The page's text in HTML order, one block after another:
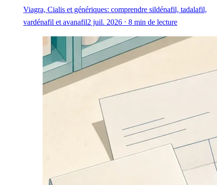
Viagra, Cialis et génériques: comprendre sildénafil, tadalafil,
vardénafil et avanafil2 juil. 2026 ⋅ 8 min de lecture